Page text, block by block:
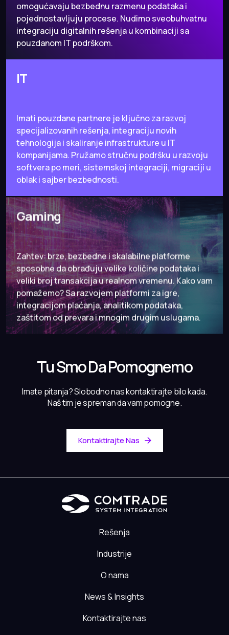
omogućavaju bezbednu razmenu podataka i
pojednostavljuju procese. Nudimo sveobuhvatnu
integraciju digitalnih rešenja u kombinaciji sa
pouzdanom IT podrškom.
IT
Imati pouzdane partnere je ključno za razvoj
specijalizovanih rešenja, integraciju novih
tehnologija i skaliranje infrastrukture u IT
kompanijama. Pružamo stručnu podršku u razvoju
softvera po meri, sistemskoj integraciji, migraciji u
oblak i sajber bezbednosti.
Gaming
Zahtev: brze, bezbedne i skalabilne platforme
sposobne da obrađuju velike količine podataka i
veliki broj transakcija u realnom vremenu. Kako vam
pomažemo? Sa razvojem platformi za igre,
integracijom plaćanja, analitikom podataka,
zaštitom od prevara i mnogim drugim uslugama.
Tu Smo Da Pomognemo
Imate pitanja? Slobodno nas kontaktirajte bilo kada.
Naš tim je spreman da vam pomogne.
Kontaktirajte Nas
Rešenja
Industrije
O nama
News & Insights
Kontaktirajte nas